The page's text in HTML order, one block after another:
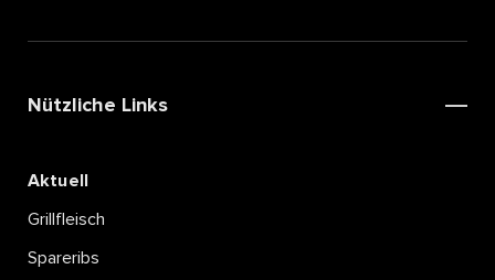
Nützliche Links
Aktuell
Grillfleisch
Spareribs